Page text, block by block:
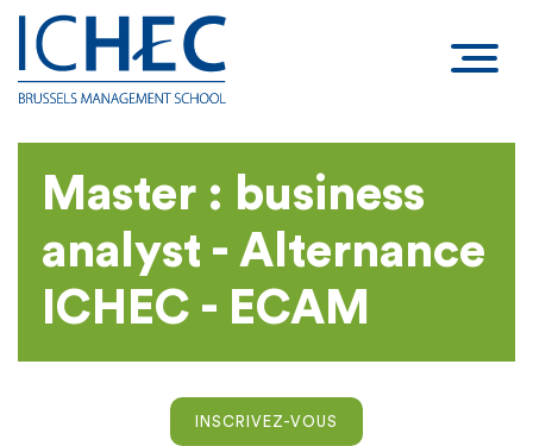
Master : business
analyst - Alternance
ICHEC - ECAM
INSCRIVEZ-VOUS